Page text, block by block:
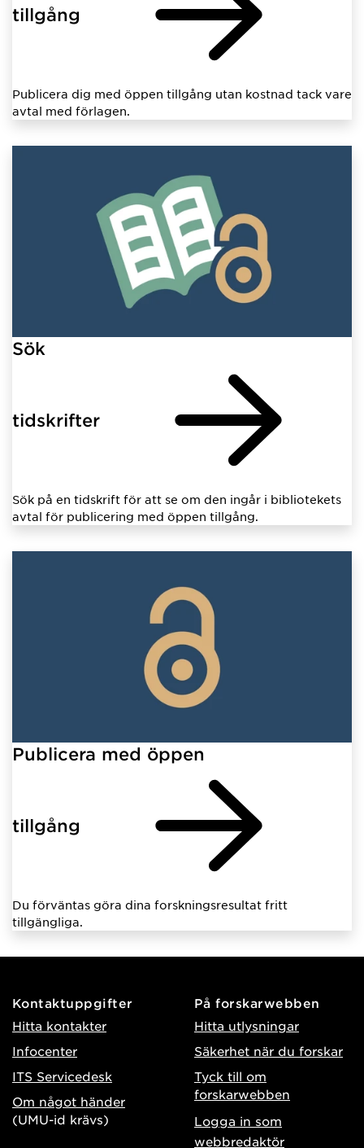
tillgång
Publicera dig med öppen tillgång utan kostnad tack vare
avtal med förlagen.
Sök
tidskrifter
Sök på en tidskrift för att se om den ingår i bibliotekets
avtal för publicering med öppen tillgång.
Publicera med öppen
tillgång
Du förväntas göra dina forskningsresultat fritt
tillgängliga.
Kontaktuppgifter
Hitta kontakter
Infocenter
ITS Servicedesk
Om något händer
(UMU-id krävs)
På forskarwebben
Hitta utlysningar
Säkerhet när du forskar
Tyck till om
forskarwebben
Logga in som
webbredaktör